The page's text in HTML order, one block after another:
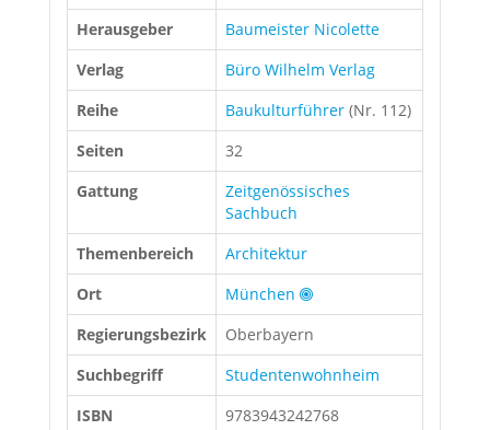
Herausgeber
Baumeister Nicolette
Verlag
Büro Wilhelm Verlag
Reihe
Baukulturführer (Nr. 112)
Seiten
32
Gattung
Zeitgenössisches
Sachbuch
Themenbereich
Architektur
Ort
München
Regierungsbezirk
Oberbayern
Suchbegriff
Studentenwohnheim
ISBN
9783943242768